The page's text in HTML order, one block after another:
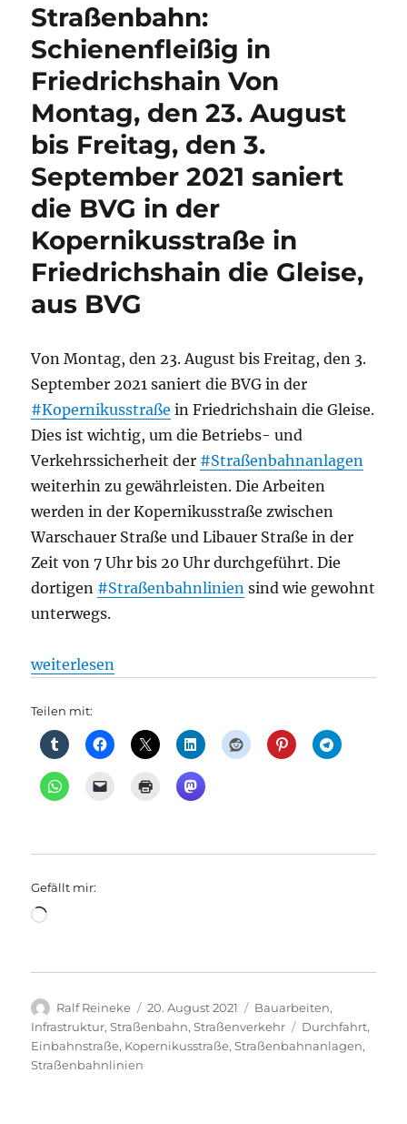
Straßenbahn:
Schienenfleißig in
Friedrichshain Von
Montag, den 23. August
bis Freitag, den 3.
September 2021 saniert
die BVG in der
Kopernikusstraße in
Friedrichshain die Gleise,
aus BVG
Von Montag, den 23. August bis Freitag, den 3.
September 2021 saniert die BVG in der
#Kopernikusstraße in Friedrichshain die Gleise.
Dies ist wichtig, um die Betriebs- und
Verkehrssicherheit der #Straßenbahnanlagen
weiterhin zu gewährleisten. Die Arbeiten
werden in der Kopernikusstraße zwischen
Warschauer Straße und Libauer Straße in der
Zeit von 7 Uhr bis 20 Uhr durchgeführt. Die
dortigen #Straßenbahnlinien sind wie gewohnt
unterwegs.
„Straßenbahn: Schienenfleißig in Friedrichshain
weiterlesen
Teilen mit:
Gefällt mir:
Wird
Autor
Ralf Reineke
Veröffentlicht
am
20. August 2021 Kategorien
Bauarbeiten,
Infrastruktur,Straßenbahn,Straßenverkehr Schlagwörter
Durchfahrt,
Einbahnstraße, Kopernikusstraße,Straßenbahnanlagen,
Straßenbahnlinien